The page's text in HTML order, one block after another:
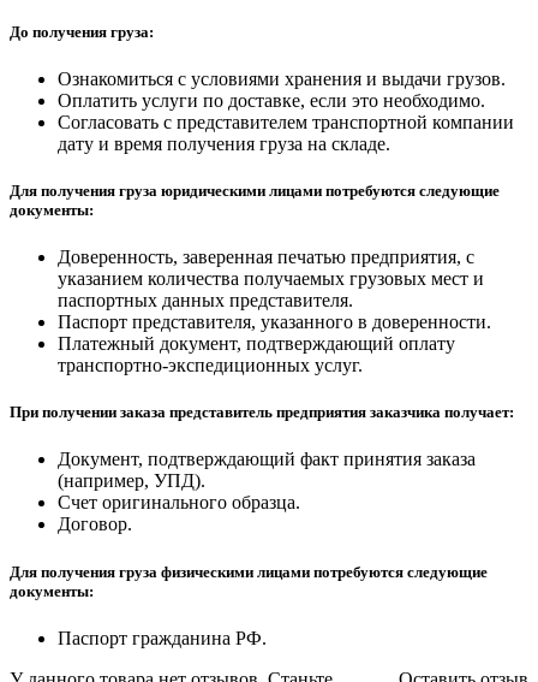
До получения груза:
Ознакомиться с условиями хранения и выдачи грузов.
Оплатить услуги по доставке, если это необходимо.
Согласовать с представителем транспортной компании
дату и время получения груза на складе.
Для получения груза юридическими лицами потребуются следующие
документы:
Доверенность, заверенная печатью предприятия, с
указанием количества получаемых грузовых мест и
паспортных данных представителя.
Паспорт представителя, указанного в доверенности.
Платежный документ, подтверждающий оплату
транспортно-экспедиционных услуг.
При получении заказа представитель предприятия заказчика получает:
Документ, подтверждающий факт принятия заказа
(например, УПД).
Счет оригинального образца.
Договор.
Для получения груза физическими лицами потребуются следующие
документы:
Паспорт гражданина РФ.